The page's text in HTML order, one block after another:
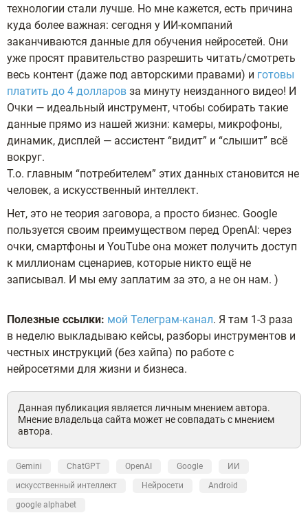
технологии стали лучше. Но мне кажется, есть причина
куда более важная: сегодня у ИИ-компаний
заканчиваются данные для обучения нейросетей. Они
уже просят правительство разрешить читать/смотреть
весь контент (даже под авторскими правами) и готовы
платить до 4 долларов за минуту неизданного видео! И
Очки — идеальный инструмент, чтобы собирать такие
данные прямо из нашей жизни: камеры, микрофоны,
динамик, дисплей — ассистент “видит” и “слышит” всё
вокруг.
Т.о. главным “потребителем” этих данных становится не
человек, а искусственный интеллект.
Нет, это не теория заговора, а просто бизнес. Google
пользуется своим преимуществом перед OpenAI: через
очки, смартфоны и YouTube она может получить доступ
к миллионам сценариев, которые никто ещё не
записывал. И мы ему заплатим за это, а не он нам. )
Полезные ссылки: мой Телеграм-канал. Я там 1-3 раза
в неделю выкладываю кейсы, разборы инструментов и
честных инструкций (без хайпа) по работе с
нейросетями для жизни и бизнеса.
Данная публикация является личным мнением автора.
Мнение владельца сайта может не совпадать с мнением
автора.
Gemini ChatGPT OpenAI Google
ИИ
искусственный интеллект
Нейросети
Android
google alphabet